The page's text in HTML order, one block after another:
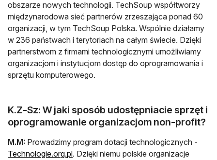
obszarze nowych technologii. TechSoup współtworzy
międzynarodowa sieć partnerów zrzeszająca ponad 60
organizacji, w tym TechSoup Polska. Wspólnie działamy
w 236 państwach i terytoriach na całym świecie. Dzięki
partnerstwom z firmami technologicznymi umożliwiamy
organizacjom i instytucjom dostęp do oprogramowania i
sprzętu komputerowego.
K.Z-Sz: W jaki sposób udostępniacie sprzęt i
oprogramowanie organizacjom non-profit?
M.M: Prowadzimy program dotacji technologicznych -
Technologie.org.pl. Dzięki niemu polskie organizacje